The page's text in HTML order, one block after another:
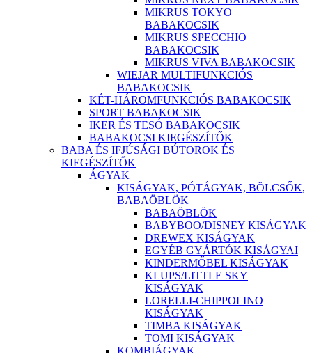
MIKRUS TOKYO
BABAKOCSIK
MIKRUS SPECCHIO
BABAKOCSIK
MIKRUS VIVA BABAKOCSIK
WIEJAR MULTIFUNKCIÓS
BABAKOCSIK
KÉT-HÁROMFUNKCIÓS BABAKOCSIK
SPORT BABAKOCSIK
IKER ÉS TESÓ BABAKOCSIK
BABAKOCSI KIEGÉSZÍTŐK
BABA ÉS IFJÚSÁGI BÚTOROK ÉS
KIEGÉSZÍTŐK
ÁGYAK
KISÁGYAK, PÓTÁGYAK, BÖLCSŐK,
BABAÖBLÖK
BABAÖBLÖK
BABYBOO/DISNEY KISÁGYAK
DREWEX KISÁGYAK
EGYÉB GYÁRTÓK KISÁGYAI
KINDERMŐBEL KISÁGYAK
KLUPS/LITTLE SKY
KISÁGYAK
LORELLI-CHIPPOLINO
KISÁGYAK
TIMBA KISÁGYAK
TOMI KISÁGYAK
KOMBIÁGYAK